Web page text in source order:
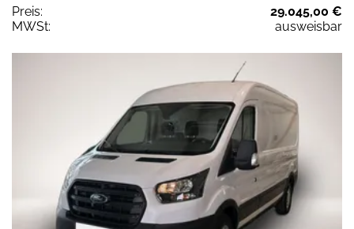
Preis:
29.045,00 €
MWSt:
ausweisbar